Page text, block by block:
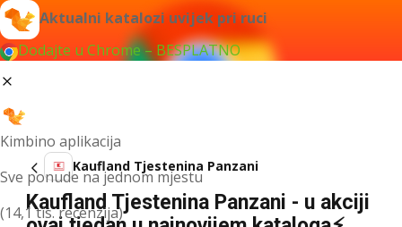
Aktualni katalozi uvijek pri ruci
Dodajte u Chrome – BESPLATNO
Kimbino aplikacija
Sve ponude na jednom mjestu
(14,1 tis. recenzija)
Kaufland Tjestenina Panzani
Kaufland Tjestenina Panzani - u akciji